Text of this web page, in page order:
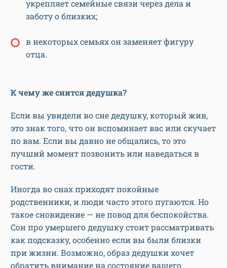
укрепляет семейные связи через дела и
заботу о близких;
в некоторых семьях он заменяет фигуру
отца.
К чему же снится дедушка?
Если вы увидели во сне дедушку, который жив,
это знак того, что он вспоминает вас или скучает
по вам. Если вы давно не общались, то это
лучший момент позвонить или наведаться в
гости.
Иногда во снах приходят покойные
родственники, и люди часто этого пугаются. Но
такое сновидение — не повод для беспокойства.
Сон про умершего дедушку стоит рассматривать
как подсказку, особенно если вы были близки
при жизни. Возможно, образ дедушки хочет
обратить внимание на состояние вашего